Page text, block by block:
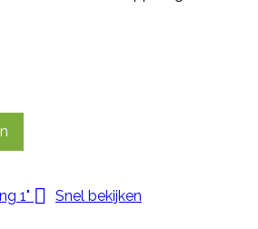

Snel bekijken